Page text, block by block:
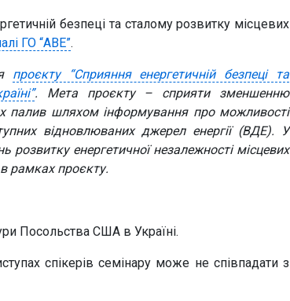
безпеці та сталому розвитку місцевих
ГО “АВЕ”.
проєкту “Сприяння енергетичній безпеці та
. Мета проєкту – сприяти зменшенню
палив шляхом інформування про можливості
відновлюваних джерел енергії (ВДЕ). У
розвитку енергетичної незалежності місцевих
рамках проєкту.
Посольства США в Україні.
спікерів семінару може не співпадати з